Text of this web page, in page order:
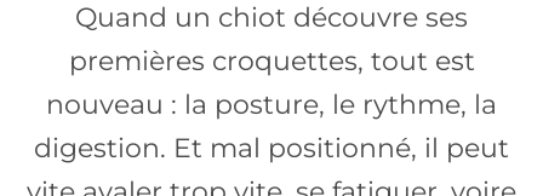
Quand un chiot découvre ses
premières croquettes, tout est
nouveau : la posture, le rythme, la
digestion. Et mal positionné, il peut